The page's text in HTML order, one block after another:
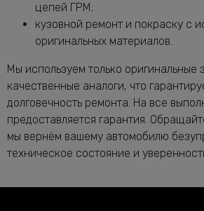
Замена опоры амортизатора R-Class
Замена переднего сальника
коленвала R-Class
Замена передних амортизаторов
Мерседес-Бенц R-Class
Замена передних тормозных дисков
Мерседес-Бенц R-Class
Замена передних тормозных колодок
Мерседес-Бенц R-Class
цепей ГРМ;
кузовной ремонт и покраску с
оригинальных материалов.
Мы используем только оригинальные
качественные аналоги, что
долговечность ремонта. На все
предоставляется гарантия.
мы вернём вашему автомобилю
техническое состояние и